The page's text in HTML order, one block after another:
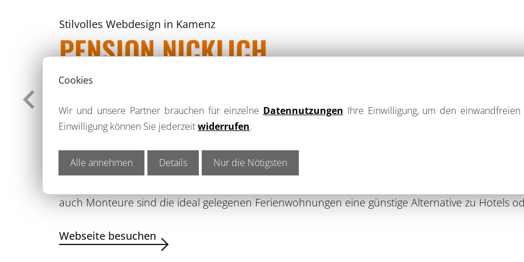
Stilvolles Webdesign in Kamenz
PENSION NICKLICH
WEBSEITE FÜR TOURISMUS & GASTBRANCHE
Kamenz | Sachsen – Landkreis Bautze
Familie Nicklich bietet mit zwei Standorten in Kamenz insgesamt fünf Ferienwohnungen in der
auch Monteure sind die ideal gelegenen Ferienwohnungen eine günstige Alternative zu Hotels
Webseite besuchen
Cookies
Wir und unsere Partner brauchen für einzelne Datennutzungen Ihre Einwilligung, um den
Einwilligung können Sie jederzeitwiderrufen.
Alle annehmen Details Nur die Nötigsten